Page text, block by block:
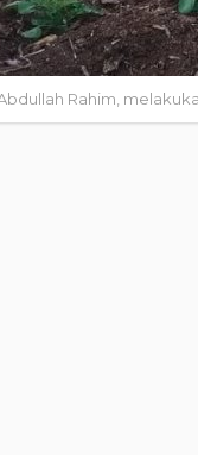
Rahim,